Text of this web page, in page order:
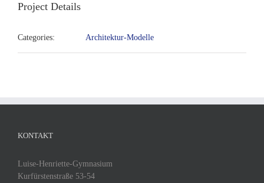
Project Details
Categories: Architektur-Modelle
KONTAKT
Luise-Henriette-Gymnasium
Kurfürstenstraße 53-54